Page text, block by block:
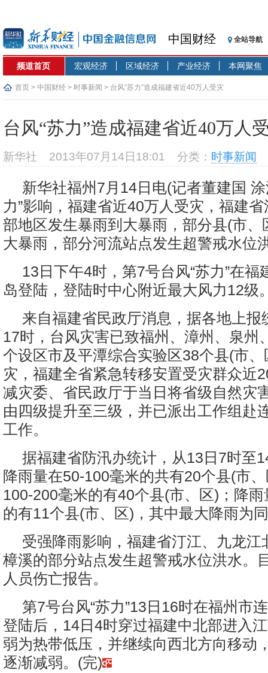
中国财经 全站导航
频道首页 宏观经济 区域经济 产业经济 本网聚焦
首页 > 中国财经 > 时事新闻 > 台风“苏力”造成福建省近40万人受灾
台风“苏力”造成福建省近40万人
新华社 2013年07月14日18:01 分类： 时事新闻
新华社福州7月14日电(记者董建国
力”影响，福建省近40万人受灾，福建
部地区发生暴雨到大暴雨，部分县(市、
大暴雨，部分河流站点发生超警戒水位
13日下午4时，第7号台风“苏力”在福
岛登陆，登陆时中心附近最大风力12级
来自福建省民政厅消息，据各地上报
17时，台风灾害已致福州、漳州、泉州
个设区市及平潭综合实验区38个县(市
灾，福建全省紧急转移安置受灾群众近
减灾委、省民政厅于当日将省级自然灾
由四级提升至三级，并已派出工作组赴
工作。
据福建省防汛办统计，从13日7时至
降雨量在50-100毫米的共有20个县(市
100-200毫米的有40个县(市、区)；降
的有11个县(市、区)，其中最大降雨为
受强降雨影响，福建省汀江、九龙江
樟溪的部分站点发生超警戒水位洪水。
人员伤亡报告。
第7号台风“苏力”13日16时在福州市
登陆后，14日4时穿过福建中北部进入
弱为热带低压，并继续向西北方向移动
逐渐减弱。(完)